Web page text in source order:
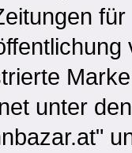
unter